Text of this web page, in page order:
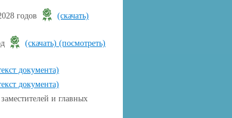
годов
(скачать)
(скачать) (посмотреть)
документа)
документа)
и главных